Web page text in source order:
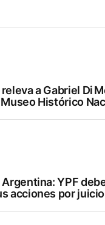
a Gabriel Di
Histórico
YPF
acciones por juicio